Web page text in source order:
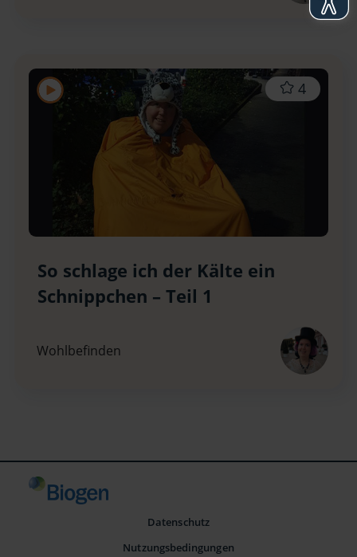
4
So schlage ich der Kälte ein
Schnippchen – Teil 1
Wohlbefinden
Datenschutz
Nutzungsbedingungen